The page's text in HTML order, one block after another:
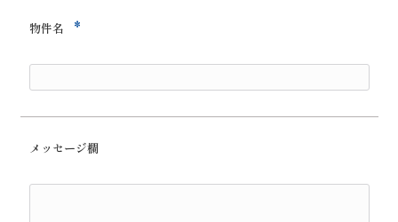
物件名*
メッセージ欄